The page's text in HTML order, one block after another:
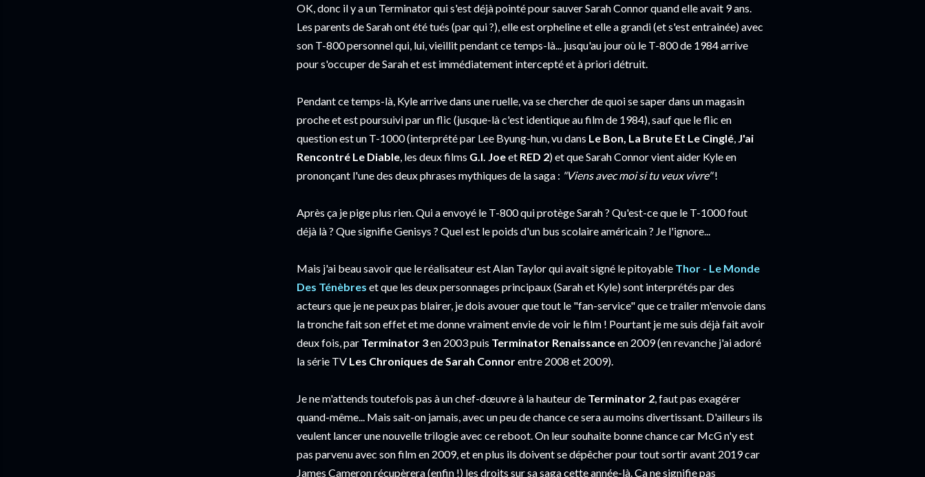
OK, donc il y a un Terminator qui s'est déjà pointé pour sauver Sarah Connor quand elle avait 9 ans.
Les parents de Sarah ont été tués (par qui ?), elle est orpheline et elle a grandi (et s'est entrainée) avec
son T-800 personnel qui, lui, vieillit pendant ce temps-là... jusqu'au jour où le T-800 de 1984 arrive
pour s'occuper de Sarah et est immédiatement intercepté et à priori détruit.
Pendant ce temps-là, Kyle arrive dans une ruelle, va se chercher de quoi se saper dans un magasin
proche et est poursuivi par un flic (jusque-là c'est identique au film de 1984), sauf que le flic en
question est un T-1000 (interprété par Lee Byung-hun, vu dans Le Bon, La Brute Et Le Cinglé, J'ai
Rencontré Le Diable, les deux films G.I. Joeet RED 2) et que Sarah Connor vient aider Kyle en
prononçant l'une des deux phrases mythiques de la saga : "Viens avec moi si tu veux vivre"!
Après ça je pige plus rien. Qui a envoyé le T-800 qui protège Sarah ? Qu'est-ce que le T-1000 fout
déjà là ? Que signifie Genisys ? Quel est le poids d'un bus scolaire américain ? Je l'ignore...
Mais j'ai beau savoir que le réalisateur est Alan Taylor qui avait signé le pitoyable Thor - Le Monde
Des Ténèbres et que les deux personnages principaux (Sarah et Kyle) sont interprétés par des
acteurs que je ne peux pas blairer, je dois avouer que tout le "fan-service" que ce trailer m'envoie dans
la tronche fait son effet et me donne vraiment envie de voir le film ! Pourtant je me suis déjà fait avoir
deux fois, par Terminator 3en 2003 puis Terminator Renaissanceen 2009 (en revanche j'ai adoré
la série TV Les Chroniques de Sarah Connorentre 2008 et 2009).
Je ne m'attends toutefois pas à un chef-dœuvre à la hauteur de Terminator 2, faut pas exagérer
quand-même... Mais sait-on jamais, avec un peu de chance ce sera au moins divertissant. D'ailleurs ils
veulent lancer une nouvelle trilogie avec ce reboot. On leur souhaite bonne chance car McG n'y est
pas parvenu avec son film en 2009, et en plus ils doivent se dépêcher pour tout sortir avant 2019 car
James Cameron récupèrera (enfin !) les droits sur sa saga cette année-là. Ça ne signifie pas